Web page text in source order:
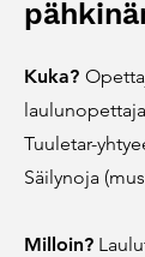
Kuka?
Tuuletar-
Säilynoja
Milloin?